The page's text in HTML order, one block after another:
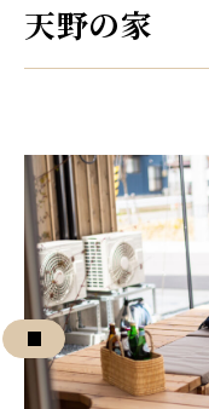
天野の家